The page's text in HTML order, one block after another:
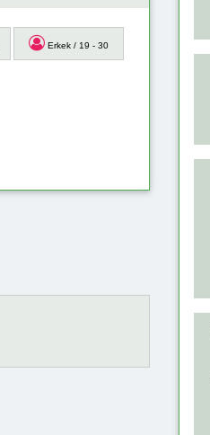
Erkek / 19 - 30